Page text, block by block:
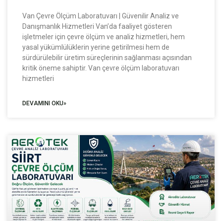
Van Çevre Ölçüm Laboratuvarı | Güvenilir Analiz ve
Danışmanlık Hizmetleri Van’da faaliyet gösteren
işletmeler için çevre ölçüm ve analiz hizmetleri, hem
yasal yükümlülüklerin yerine getirilmesi hem de
sürdürülebilir üretim süreçlerinin sağlanması açısından
kritik öneme sahiptir. Van çevre ölçüm laboratuvarı
hizmetleri
DEVAMINI OKU»